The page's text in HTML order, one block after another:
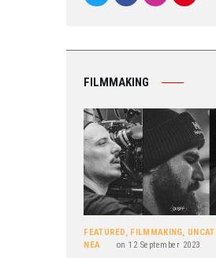
FILMMAKING
FEATURED, FILMMAKING,
ΝΕΑ
on 12 September 2023